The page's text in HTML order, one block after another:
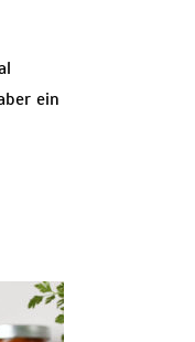
ein